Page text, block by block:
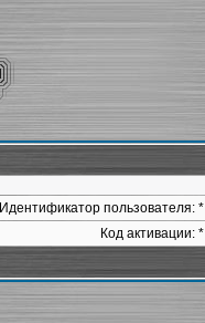
Идентификатор пользователя: *
Код активации: *